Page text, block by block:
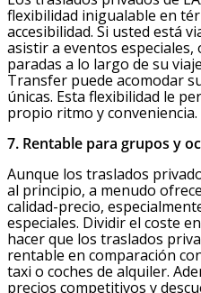
flexibilidad inigualable en
accesibilidad. Si usted está
asistir a eventos
paradas a lo largo de su
Transfer puede acomodar
únicas. Esta flexibilidad le
propio ritmo y conveniencia.
7. Rentable para grupos y
Aunque los traslados
al principio, a menudo
calidad-precio,
especiales. Dividir el coste
hacer que los traslados
rentable en comparación
taxi o coches de alquiler.
precios competitivos y